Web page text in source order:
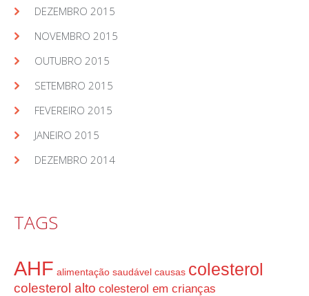
DEZEMBRO 2015
NOVEMBRO 2015
OUTUBRO 2015
SETEMBRO 2015
FEVEREIRO 2015
JANEIRO 2015
DEZEMBRO 2014
TAGS
AHF alimentação saudável causas colesterol
colesterol alto colesterol em crianças